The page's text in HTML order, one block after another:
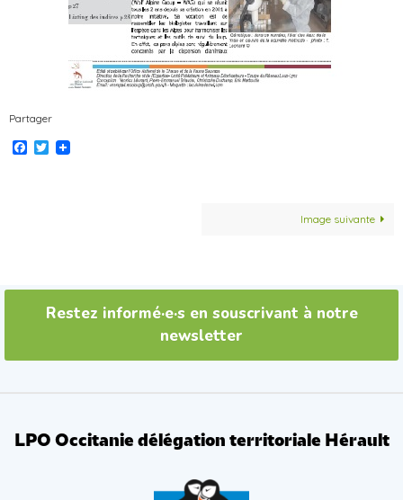
Partager
Facebook
Twitter
Image suivante
Restez informé·e·s en souscrivant à notre
newsletter
LPO Occitanie délégation territoriale Hérault